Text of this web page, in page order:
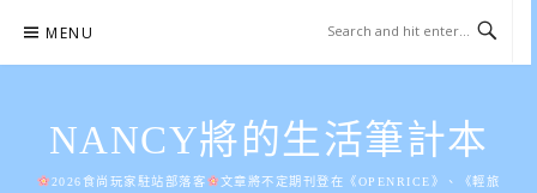
content
MENU
NANCY將的生活筆計本
2026食尚玩家駐站部落客
文章將不定期刊登在《OPENRICE》、《輕旅